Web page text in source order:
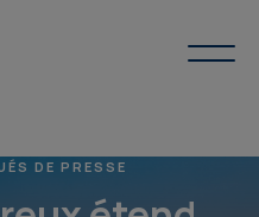
DE PRESSE